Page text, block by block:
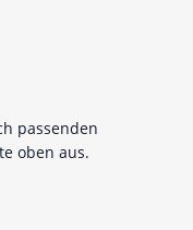
passenden
oben aus.